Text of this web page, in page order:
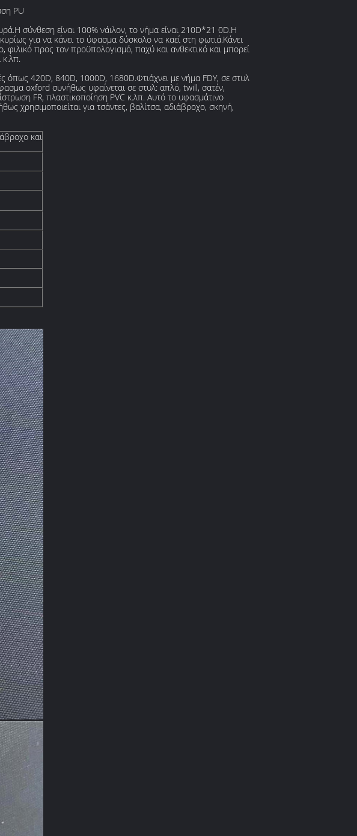
PU
σύνθεση είναι 100% νάιλον, το νήμα είναι 210D*21 0D.Η
για να κάνει το ύφασμα δύσκολο να καεί στη φωτιά.Κάνει
φιλικό προς τον προϋπολογισμό, παχύ και ανθεκτικό και μπορεί
κ.λπ.
όπως 420D, 840D, 1000D, 1680D.Φτιάχνει με νήμα FDY, σε στυλ
oxford συνήθως υφαίνεται σε στυλ: απλό, twill, σατέν,
FR, πλαστικοποίηση PVC κ.λπ. Αυτό το υφασμάτινο
χρησιμοποιείται για τσάντες, βαλίτσα, αδιάβροχο, σκηνή,
και